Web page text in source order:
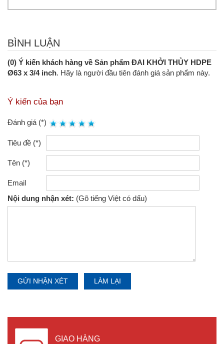
BÌNH LUẬN
(0) Ý kiến khách hàng về Sản phẩm ĐAI KHỞI THỦY HDPE
Ø63 x 3/4 inch. Hãy là người đầu tiên đánh giá sản phẩm này.
Ý kiến của bạn
Đánh giá (*)
Tiêu đề (*)
Tên (*)
Email
Nội dung nhận xét: (Gõ tiếng Việt có dấu)
GIAO HÀNG